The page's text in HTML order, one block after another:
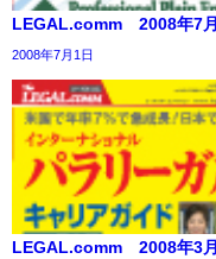
LEGAL.comm 2008年7月
2008年7月1日
LEGAL.comm 2008年3月